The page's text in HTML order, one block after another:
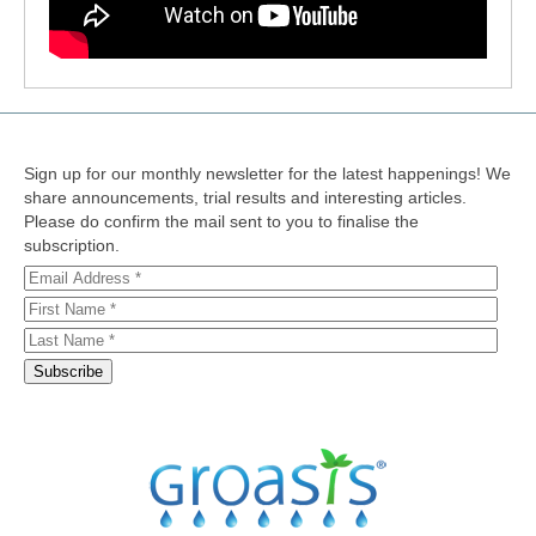
Sign up for our monthly newsletter for the latest happenings! We
share announcements, trial results and interesting articles.
Please do confirm the mail sent to you to finalise the
subscription.